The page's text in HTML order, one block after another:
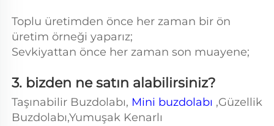
Toplu üretimden önce her zaman bir ön
üretim örneği yaparız;
Sevkiyattan önce her zaman son muayene;
3. bizden ne satın alabilirsiniz?
Taşınabilir Buzdolabı, Mini buzdolabı ,Güzellik
Buzdolabı,Yumuşak Kenarlı